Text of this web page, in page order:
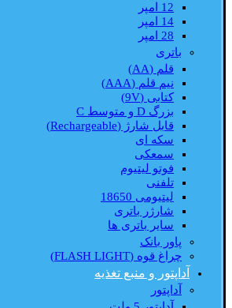
12 امپر
14 امپر
28 امپر
باتری
قلم (AA)
نیم قلم (AAA)
کتابی (9V)
بزرگ D و متوسط C
قابل شارژ (Rechargeable)
سکه ای
سمعکی
فوتو لیتیوم
تلفنی
لیتیومی 18650
شارژر باتری
سایر باتری ها
پاور بانک
چراغ قوه (FLASH LIGHT)
آداپتور و منبع تغذیه
آداپتور